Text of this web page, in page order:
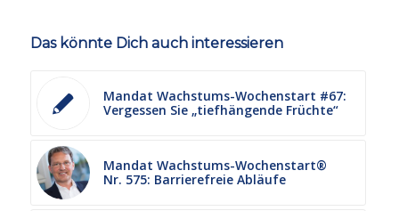
Das könnte Dich auch interessieren
Mandat Wachstums-Wochenstart #67:
Vergessen Sie „tiefhängende Früchte“
Mandat Wachstums-Wochenstart®
Nr. 575: Barrierefreie Abläufe